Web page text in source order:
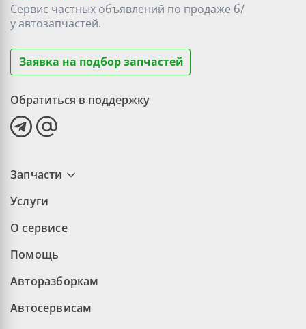
Сервис частных объявлений по продаже б/
уавтозапчастей.
Заявка на подбор запчастей
Обратиться в поддержку
Запчасти
Услуги
О сервисе
Помощь
Авторазборкам
Автосервисам